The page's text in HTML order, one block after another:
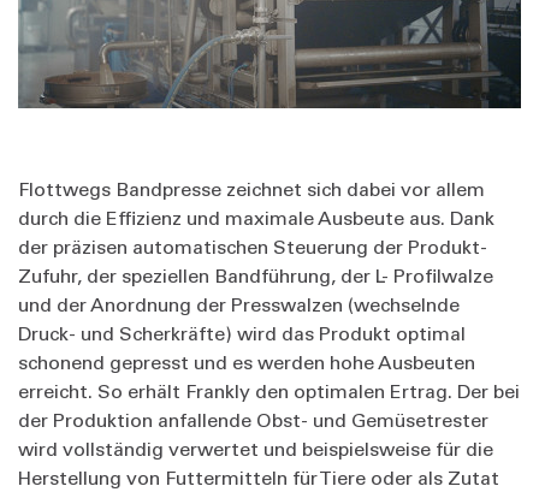
Flottwegs Bandpresse zeichnet sich dabei vor allem
durch die Effizienz und maximale Ausbeute aus. Dank
der präzisen automatischen Steuerung der Produkt-
Zufuhr, der speziellen Bandführung, der L- Profilwalze
und der Anordnung der Presswalzen (wechselnde
Druck- und Scherkräfte) wird das Produkt optimal
schonend gepresst und es werden hohe Ausbeuten
erreicht. So erhält Frankly den optimalen Ertrag. Der bei
der Produktion anfallende Obst- und Gemüsetrester
wird vollständig verwertet und beispielsweise für die
Herstellung von Futtermitteln für Tiere oder als Zutat